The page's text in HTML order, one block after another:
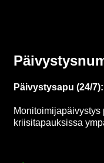
Päi­vys­tys­a­pu (24/7):
krii­si­ta­pauk­sis­sa